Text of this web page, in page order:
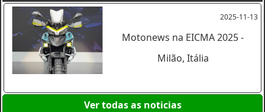
2025-11-13
Motonews na EICMA 2025 -
Milão, Itália
Ver todas as noticias